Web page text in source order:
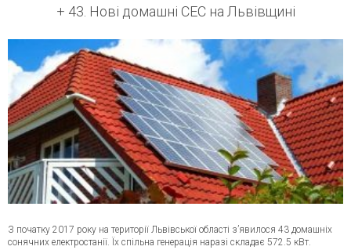
+ 43. Нові домашні СЕС на Львівщині
З початку 2017 року на території Львівської області з’явилося 43 домашніх
сонячних електростанії. Їх спільна генерація наразі складає 572.5 кВт.